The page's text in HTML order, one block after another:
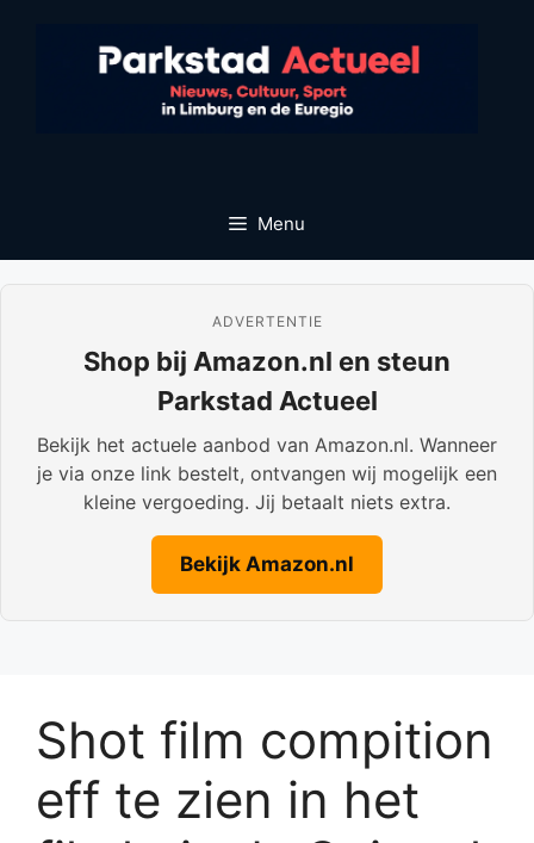
Menu
ADVERTENTIE
Shop bij Amazon.nl en steun
Parkstad Actueel
Bekijk het actuele aanbod van Amazon.nl. Wanneer
je via onze link bestelt, ontvangen wij mogelijk een
kleine vergoeding. Jij betaalt niets extra.
Bekijk Amazon.nl
Shot film compition
eff te zien in het